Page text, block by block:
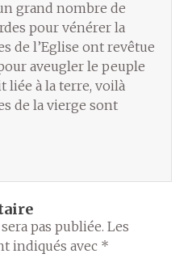
grand nombre de
pour vénérer la
de l’Eglise ont revêtue
aveugler le peuple
liée à la terre, voilà
de la vierge sont
pas publiée. Les
indiqués avec *